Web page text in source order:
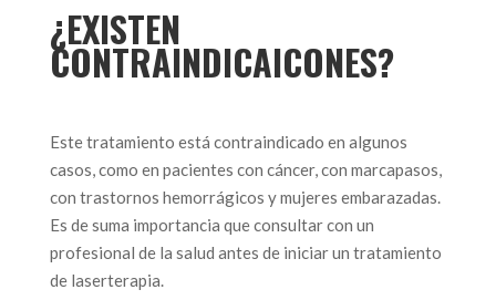
¿EXISTEN
CONTRAINDICAICONES?
Este tratamiento está contraindicado en algunos
casos, como en pacientes con cáncer, con marcapasos,
con trastornos hemorrágicos y mujeres embarazadas.
Es de suma importancia que consultar con un
profesional de la salud antes de iniciar un tratamiento
de laserterapia.